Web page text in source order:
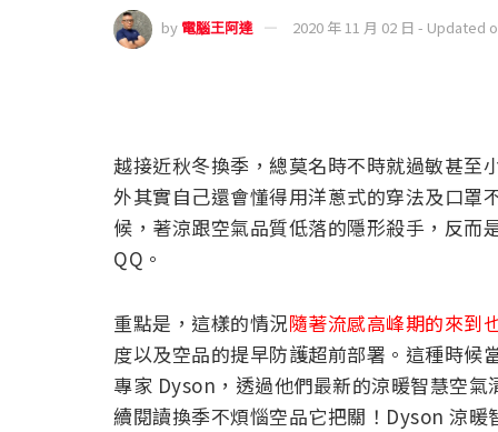
by 電腦王阿達 2020 年 11 月 02 日 - Updated
越接近秋冬換季，總莫名時不時就過敏甚至
外其實自己還會懂得用洋蔥式的穿法及口罩
候，著涼跟空氣品質低落的隱形殺手，反而
QQ。
重點是，這樣的情況隨著流感高峰期的來到
度以及空品的提早防護超前部署。這種時候
專家 Dyson，透過他們最新的涼暖智慧空
續閱讀換季不煩惱空品它把關！Dyson 涼